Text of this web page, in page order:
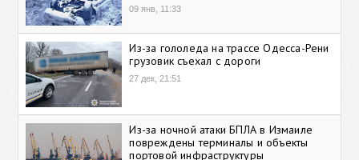
09 янв, 11:33
Из-за гололеда на трассе Одесса-Рени
грузовик съехал с дороги
27 дек, 21:51
Из-за ночной атаки БПЛА в Измаиле
повреждены терминалы и объекты
портовой инфраструктуры